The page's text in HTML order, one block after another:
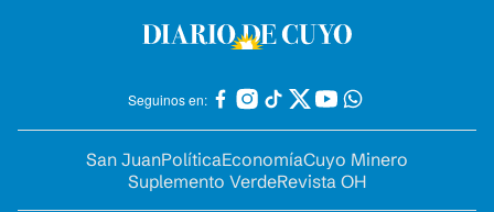
Seguinos en:
San JuanPolíticaEconomíaCuyo Minero
Suplemento VerdeRevista OH